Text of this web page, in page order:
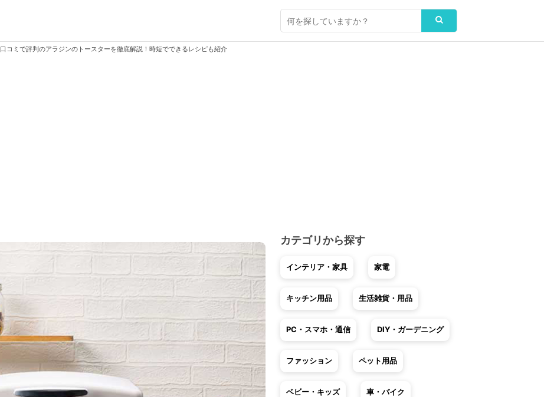
口コミで評判のアラジンのトースターを徹底解説！時短でできるレシピも紹介
カテゴリから探す
インテリア・家具 家電
キッチン用品 生活雑貨・用品
PC・スマホ・通信 DIY・ガーデニング
ファッション ペット用品
ベビー・キッズ 車・バイク